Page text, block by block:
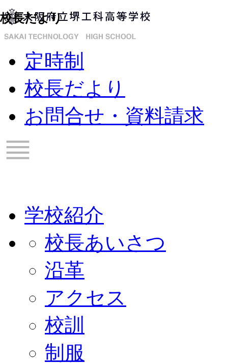
定時制
校長だより
お問合せ・資料請求
学校紹介
校長あいさつ
沿革
アクセス
校訓
制服
校長だより